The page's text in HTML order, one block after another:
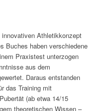
Athletikkonzept
Buches haben verschiedene
Praxistest unterzogen
aus dem
Daraus entstanden
das Training mit
(ab etwa 14/15
theoretischen Wissen –